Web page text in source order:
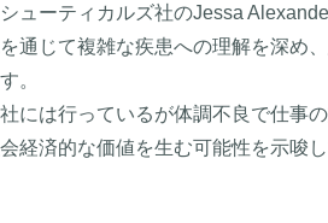
ューティカルズ社のJessa
通じて複雑な疾患への理解を深め
。
には行っているが体調不良で仕事
経済的な価値を生む可能性を示唆し